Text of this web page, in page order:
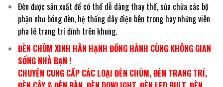
Đèn được sản xuất để có thể dễ dàng thay thế, sửa chữa các bộ
phận như bóng đèn, hệ thống dây điện bên trong hay những viên
pha lê trang trí đính trên khung.
ĐÈN CHÙM XINH HÂN HẠNH ĐỒNG HÀNH CÙNG KHÔNG GIAN
SỐNG NHÀ BẠN !
CHUYÊN CUNG CẤP CÁC LOẠI ĐÈN CHÙM, ĐÈN TRANG TRÍ,